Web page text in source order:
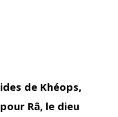
de Khéops,
Râ, le dieu